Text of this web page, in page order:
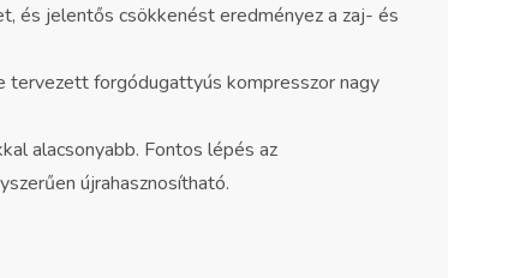
és jelentős csökkenést eredményez a zaj- és
tervezett forgódugattyús kompresszor nagy
alacsonyabb. Fontos lépés az
újrahasznosítható.